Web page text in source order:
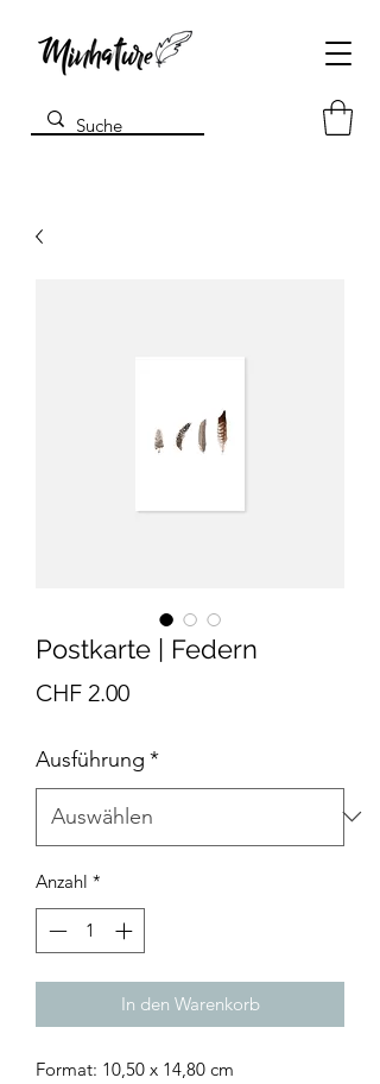
Postkarte | Federn
CHF 2.00Preis
Ausführung *
Anzahl *
In den Warenkorb
Format: 10,50 x 14,80 cm